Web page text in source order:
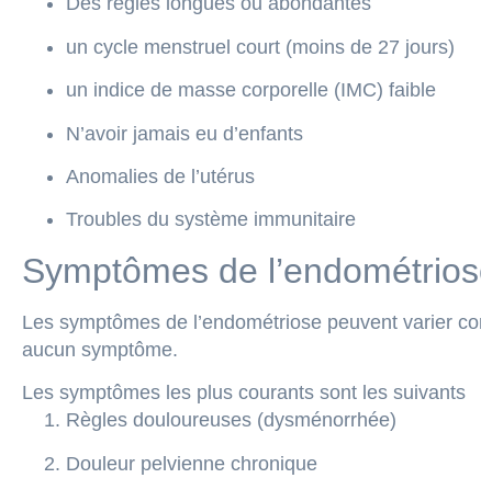
un cycle menstruel court (moins de 27 jours)
un indice de masse corporelle (IMC) faible
N’avoir jamais eu d’enfants
Anomalies de l’utérus
Troubles du système immunitaire
Symptômes de
Les symptômes de l’endométriose peuvent varier
aucun symptôme.
Les symptômes les plus courants sont les suivants
Règles douloureuses (dysménorrhée)
Douleur pelvienne chronique